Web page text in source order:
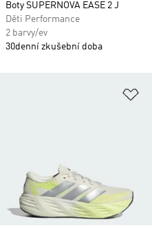
Boty SUPERNOVA EASE 2 J
Děti Performance
2 barvy/ev
30denní zkušební doba